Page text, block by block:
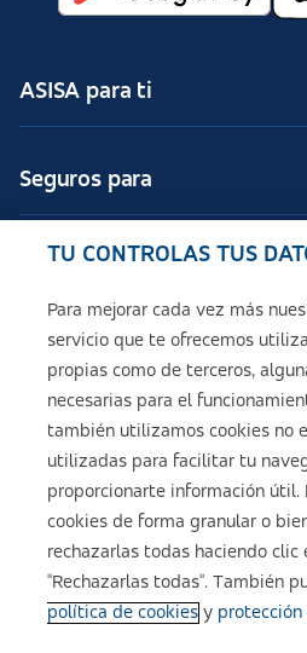
ASISA para ti
Seguros para
Seguros de ASISA
Sobre ASISA
Política de cookies
Configuración de cookies
TU CONTROLAS TUS
Para mejorar cada vez más
servicio que te ofrecemos
propias como de terceros,
necesarias para el
también utilizamos cookies no
utilizadas para facilitar tu
proporcionarte información útil.
cookies de forma granular o
rechazarlas todas haciendo clic
"Rechazarlas todas". También
política de cookiesy